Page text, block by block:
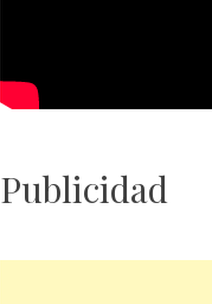
Publicidad